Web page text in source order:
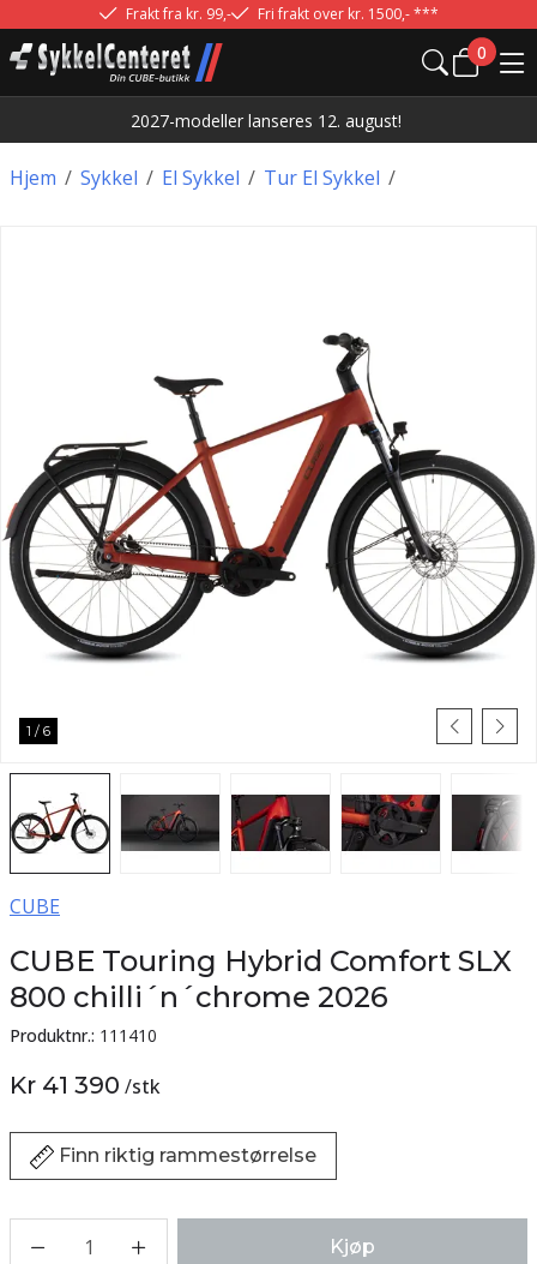
Frakt fra kr. 99,- Fri frakt over kr. 1500,- ***
0
2027-modeller lanseres 12. august!
/
Hjem /
Sykkel /
El Sykkel /
Tur El Sykkel
1 / 6
CUBE
CUBE Touring Hybrid Comfort SLX
800 chilli´n´chrome 2026
Produktnr.: 111410
Kr 41 390 /stk
Finn riktig rammestørrelse
1 Kjøp